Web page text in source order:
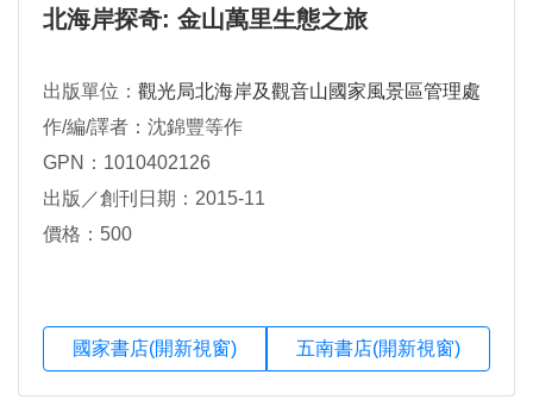
北海岸探奇: 金山萬里生態之旅
出版單位： 觀光局北海岸及觀音山國家風景區管理處
作/編/譯者：沈錦豐等作
GPN：1010402126
出版／創刊日期：2015-11
價格：500
國家書店(開新視窗) 五南書店(開新視窗)